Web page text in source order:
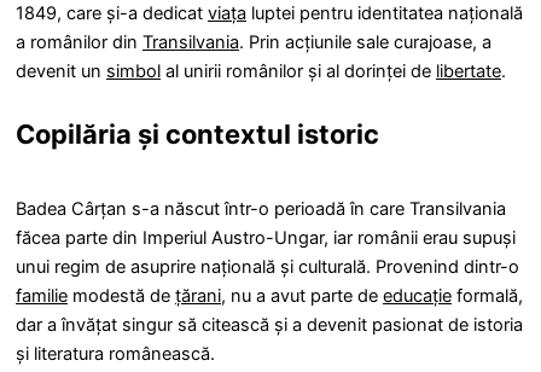
1849, care și-a dedicat viața luptei pentru identitatea națională
a românilor din Transilvania. Prin acțiunile sale curajoase, a
devenit un simbol al unirii românilor și al dorinței de libertate.
Copilăria și contextul istoric
Badea Cârțan s-a născut într-o perioadă în care Transilvania
făcea parte din Imperiul Austro-Ungar, iar românii erau supuși
unui regim de asuprire națională și culturală. Provenind dintr-o
familie modestă de țărani, nu a avut parte de educație formală,
dar a învățat singur să citească și a devenit pasionat de istoria
și literatura românească.